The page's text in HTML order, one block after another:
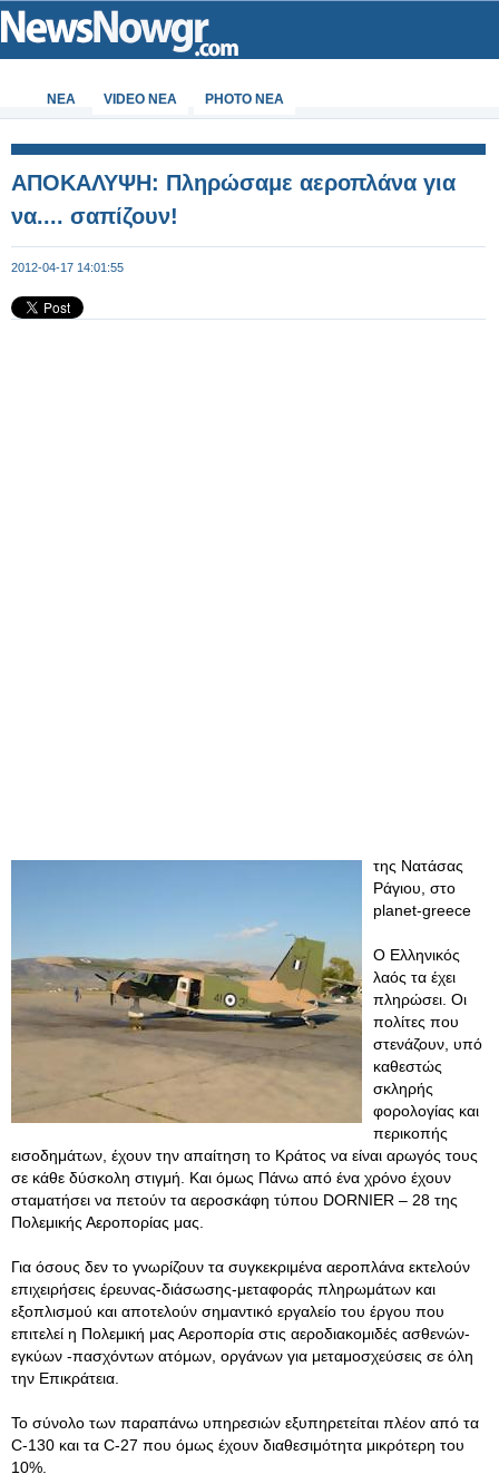
ΝΕΑ VIDEO NEA PHOTO NEA
ΑΠΟΚΑΛΥΨΗ: Πληρώσαμε αεροπλάνα για
να.... σαπίζουν!
2012-04-17 14:01:55
της Νατάσας
Ράγιου, στο
planet-greece
Ο Ελληνικός
λαός τα έχει
πληρώσει. Οι
πολίτες που
στενάζουν, υπό
καθεστώς
σκληρής
φορολογίας και
περικοπής
εισοδημάτων, έχουν την απαίτηση το Κράτος να είναι αρωγός τους
σε κάθε δύσκολη στιγμή. Και όμως Πάνω από ένα χρόνο έχουν
σταματήσει να πετούν τα αεροσκάφη τύπου DORNIER – 28 της
Πολεμικής Αεροπορίας μας.
Για όσους δεν το γνωρίζουν τα συγκεκριμένα αεροπλάνα εκτελούν
επιχειρήσεις έρευνας-διάσωσης-μεταφοράς πληρωμάτων και
εξοπλισμού και αποτελούν σημαντικό εργαλείο του έργου που
επιτελεί η Πολεμική μας Αεροπορία στις αεροδιακομιδές ασθενών-
εγκύων -πασχόντων ατόμων, οργάνων για μεταμοσχεύσεις σε όλη
την Επικράτεια.
Το σύνολο των παραπάνω υπηρεσιών εξυπηρετείται πλέον από τα
C-130 και τα C-27 που όμως έχουν διαθεσιμότητα μικρότερη του
10%.